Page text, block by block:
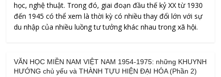
học, nghệ thuật. Trong đó, giai đoạn đầu thế kỷ XX từ 1930
đến 1945 có thể xem là thời kỳ có nhiều thay đổi lớn với sự
du nhập của nhiều luồng tư tưởng khác nhau trong xã hội.
VĂN HỌC MIỀN NAM VIỆT NAM 1954-1975: những KHUYNH
HƯỚNG chủ yếu và THÀNH TỰU HIỆN ĐẠI HÓA (Phần 2)